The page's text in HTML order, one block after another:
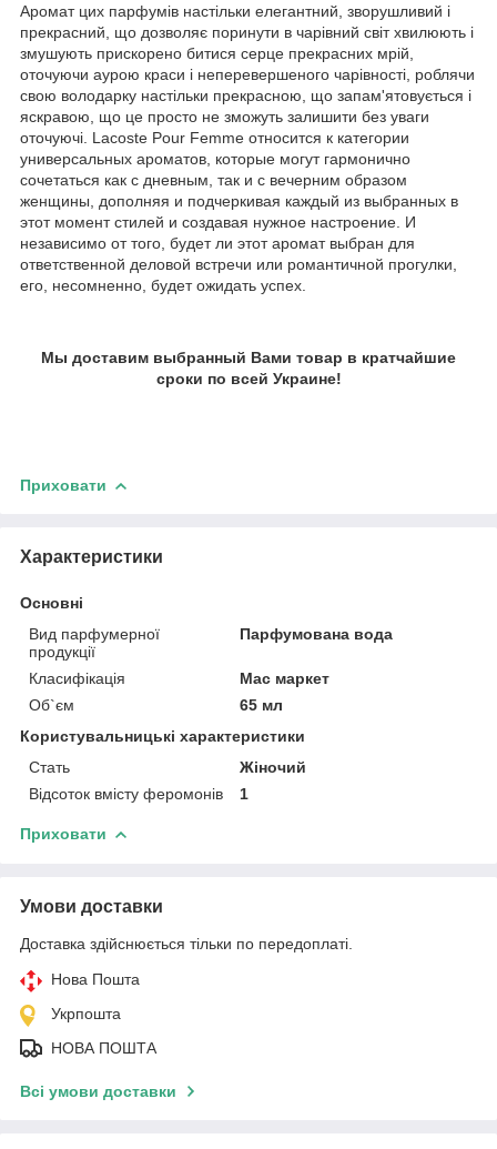
Аромат цих парфумів настільки елегантний, зворушливий і
прекрасний, що дозволяє поринути в чарівний світ хвилюють і
змушують прискорено битися серце прекрасних мрій,
оточуючи аурою краси і неперевершеного чарівності, роблячи
свою володарку настільки прекрасною, що запам'ятовується і
яскравою, що це просто не зможуть залишити без уваги
оточуючі. Lacoste Pour Femme относится к категории
универсальных ароматов, которые могут гармонично
сочетаться как с дневным, так и с вечерним образом
женщины, дополняя и подчеркивая каждый из выбранных в
этот момент стилей и создавая нужное настроение. И
независимо от того, будет ли этот аромат выбран для
ответственной деловой встречи или романтичной прогулки,
его, несомненно, будет ожидать успех.
Мы доставим выбранный Вами товар в кратчайшие
сроки по всей Украине!
Приховати
Характеристики
Основні
Вид парфумерної
продукції
Парфумована вода
Класифікація
Мас маркет
Об`єм
65 мл
Користувальницькі характеристики
Стать
Жіночий
Відсоток вмісту феромонів
1
Приховати
Умови доставки
Доставка здійснюється тільки по передоплаті.
Нова Пошта
Укрпошта
НОВА ПОШТА
Всі умови доставки